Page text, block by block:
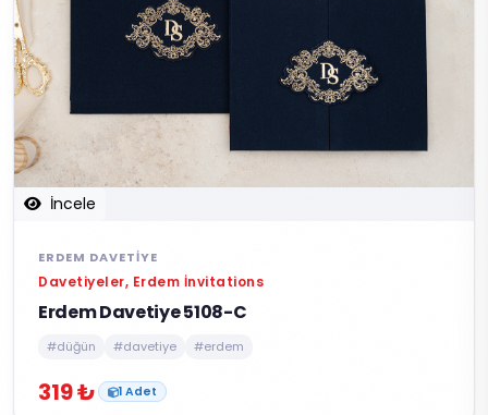
İncele
ERDEM DAVETIYE
Davetiyeler, Erdem İnvitations
Erdem Davetiye 5108-C
#düğün #davetiye #erdem
319 ₺ 1 Adet